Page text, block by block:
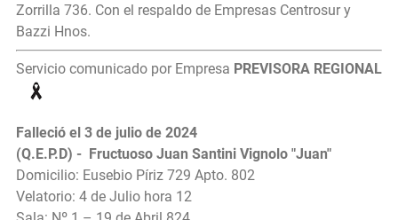
Zorrilla 736. Con el respaldo de Empresas Centrosur y
Bazzi Hnos.
Servicio comunicado por Empresa PREVISORA REGIONAL
Falleció el 3 de julio de 2024
(Q.E.P.D) - Fructuoso Juan Santini Vignolo "Juan"
Domicilio: Eusebio Píriz 729 Apto. 802
Velatorio: 4 de Julio hora 12